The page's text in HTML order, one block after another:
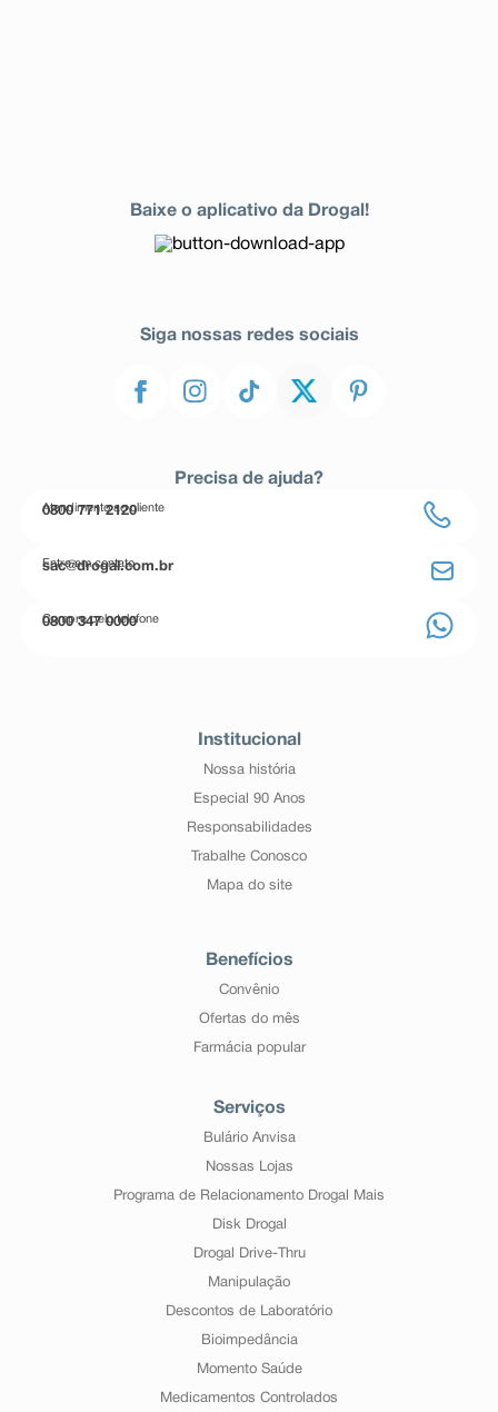
Baixe o aplicativo da Drogal!
Siga nossas redes sociais
Precisa de ajuda?
Atendimento ao cliente
0800 771 2120
Entre em contato
sac@drogal.com.br
Compre pelo telefone
0800 347 0000
Institucional
Nossa história
Especial 90 Anos
Responsabilidades
Trabalhe Conosco
Mapa do site
Benefícios
Convênio
Ofertas do mês
Farmácia popular
Serviços
Bulário Anvisa
Nossas Lojas
Programa de Relacionamento Drogal Mais
Disk Drogal
Drogal Drive-Thru
Manipulação
Descontos de Laboratório
Bioimpedância
Momento Saúde
Medicamentos Controlados